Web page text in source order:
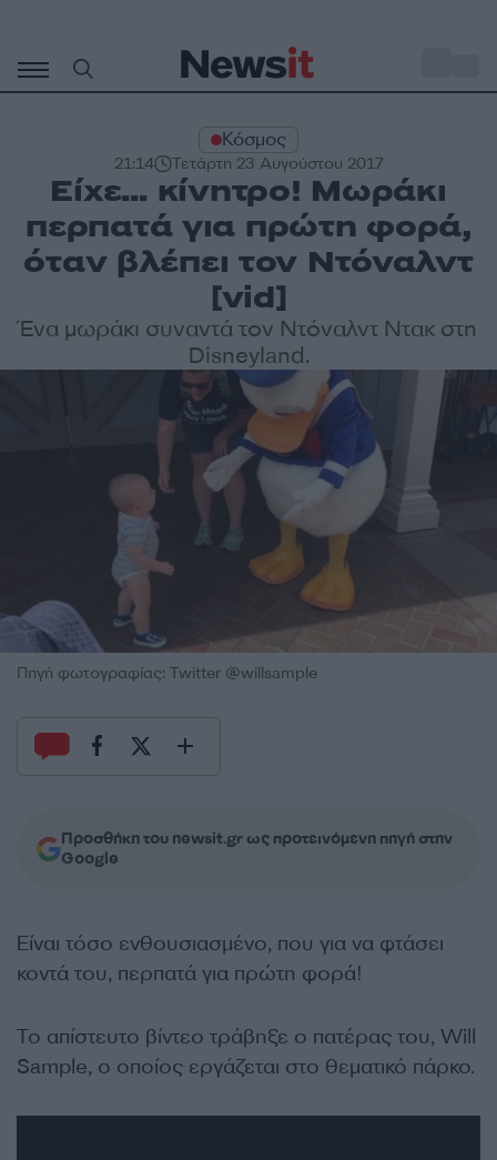
περιεχόμενο
Κόσμος
21:14 Τετάρτη 23 Αυγούστου 2017
Είχε… κίνητρο! Μωράκι
περπατά για πρώτη φορά,
όταν βλέπει τον Ντόναλντ
[vid]
Ένα μωράκι συναντά τον Ντόναλντ Ντακ στη
Disneyland.
Πηγή φωτογραφίας: Twitter @willsample
Προσθήκη του newsit.gr ως προτεινόμενη πηγή στην
Google
Είναι τόσο ενθουσιασμένο, που για να φτάσει
κοντά του, περπατά για πρώτη φορά!
Το απίστευτο βίντεο τράβηξε ο πατέρας του, Will
Sample, ο οποίος εργάζεται στο θεματικό πάρκο.